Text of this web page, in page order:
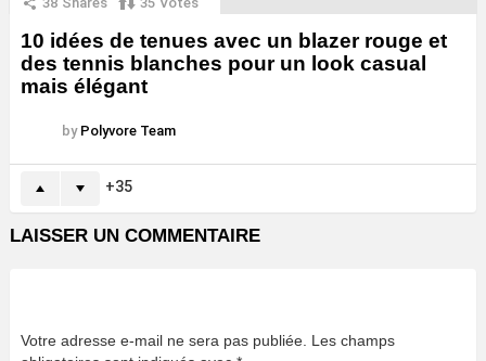
10 idées de tenues avec un blazer rouge et
des tennis blanches pour un look casual
mais élégant
by Polyvore Team
35
LAISSER UN COMMENTAIRE
Votre adresse e-mail ne sera pas publiée. Les champs